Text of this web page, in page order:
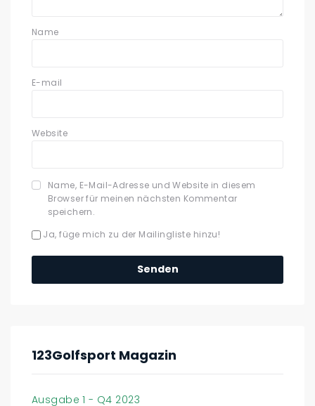
Name
E-mail
Website
Name, E-Mail-Adresse und Website in diesem
Browser für meinen nächsten Kommentar
speichern.
Ja, füge mich zu der Mailingliste hinzu!
123Golfsport Magazin
Ausgabe 1 - Q4 2023